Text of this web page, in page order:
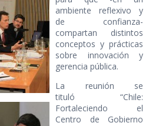
ambiente reflexivo y
de confianza-
compartan distintos
conceptos y prácticas
sobre innovación y
gerencia pública.
La reunión se
tituló “Chile:
Fortaleciendo el
Centro de Gobierno